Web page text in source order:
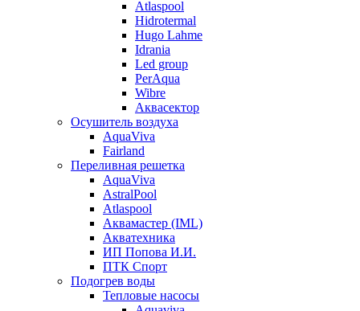
Atlaspool
Hidrotermal
Hugo Lahme
Idrania
Led group
PerAqua
Wibre
Аквасектор
Осушитель воздуха
AquaViva
Fairland
Переливная решетка
AquaViva
AstralPool
Atlaspool
Аквамастер (IML)
Акватехника
ИП Попова И.И.
ПТК Спорт
Подогрев воды
Тепловые насосы